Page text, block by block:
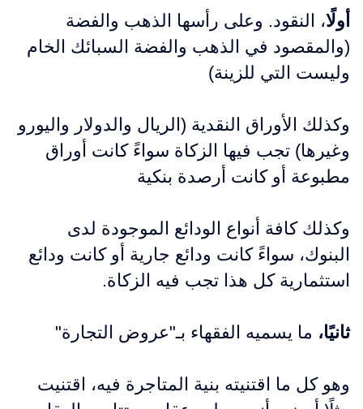
أولًا، النقود. وعلى رأسها الذهب والفضة
(والمقصود في الذهب والفضة السبائك الخام
وليست التي للزينة)
وكذلك الأوراق النقدية (الريال والدولار واليورو
وغيرها) تجب فيها الزكاة سواءً كانت أوراق
مطبوعة أو كانت أرصدة بنكية
وكذلك كافة أنواع الودائع الموجودة لدى
البنوك، سواءً كانت ودائع جارية أو كانت ودائع
استثمارية كل هذا تجب فيه الزكاة.
ثانيًا، ما يسميه الفقهاء بـ"عروض التجارة"
وهو كل ما اقتنيته بنية المتاجرة فيه، اقتنيت